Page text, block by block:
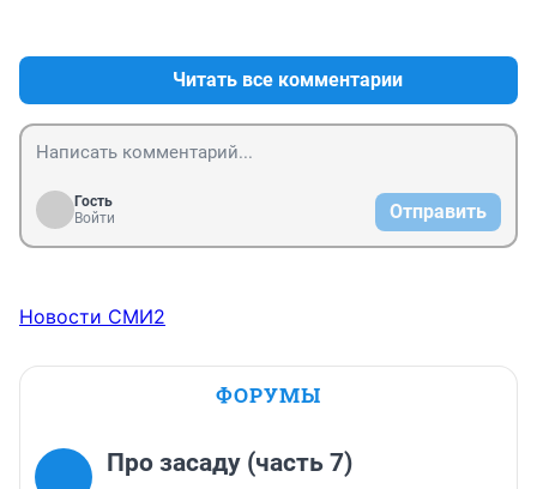
Читать все комментарии
Гость
Войти
Отправить
Новости СМИ2
ФОРУМЫ
Про засаду (часть 7)